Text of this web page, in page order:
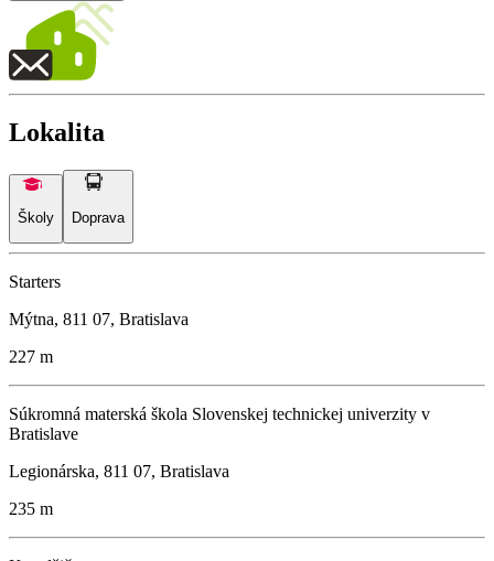
Lokalita
Školy Doprava
Starters
Mýtna, 811 07, Bratislava
227 m
Súkromná materská škola Slovenskej technickej univerzity v
Bratislave
Legionárska, 811 07, Bratislava
235 m